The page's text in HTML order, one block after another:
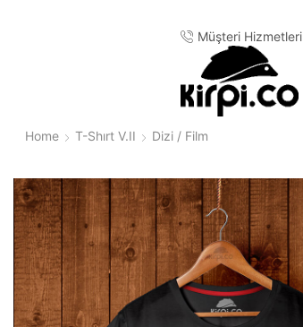
Müşteri Hizmetleri
Home T-Shırt V.II Dizi / Film